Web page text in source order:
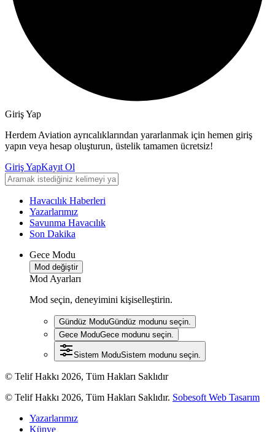
Giriş Yap
Herdem Aviation ayrıcalıklarından yararlanmak için hemen giriş
yapın veya hesap oluşturun, üstelik tamamen ücretsiz!
Giriş YapKayıt Ol
Havacılık Haberleri
Yazarlarımız
Savunma Havacılık
Son Dakika
Gece Modu
Mod değiştir
Mod Ayarları
Mod seçin, deneyimini kişiselleştirin.
Gündüz ModuGündüz modunu seçin.
Gece ModuGece modunu seçin.
Sistem ModuSistem modunu seçin.
© Telif Hakkı 2026, Tüm Hakları Saklıdır
© Telif Hakkı 2026, Tüm Hakları Saklıdır. Sobesoft Web Tasarım
Yazarlarımız
Künye